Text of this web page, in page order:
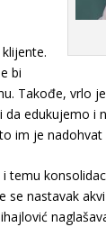
bi
Takođe, vrlo
edukujemo i
im je nadohvat
temu
nastavak